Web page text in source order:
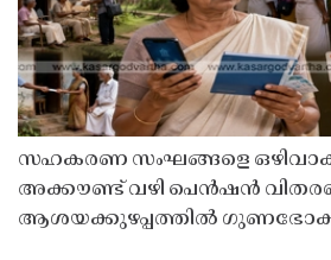
സഹകരണ സംഘങ്ങളെ
അക്കൗണ്ട് വഴി പെൻഷൻ
ആശയക്കുഴപ്പത്തിൽ